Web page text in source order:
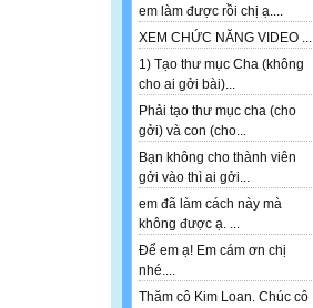
em làm được rồi chị ạ....
XEM CHỨC NĂNG VIDEO ...
1) Tạo thư mục Cha (không
cho ai gởi bài)...
Phải tạo thư mục cha (cho
gởi) và con (cho...
Bạn không cho thành viên
gởi vào thì ai gởi...
em đã làm cách này mà
không được ạ. ...
Để em ạ! Em cám ơn chị
nhé....
Thăm cô Kim Loan. Chúc cô